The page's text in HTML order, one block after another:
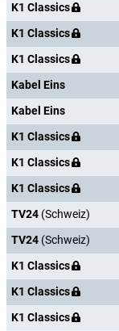
K1 Classics
K1 Classics
K1 Classics
Kabel Eins
Kabel Eins
K1 Classics
K1 Classics
K1 Classics
TV24 (Schweiz)
TV24 (Schweiz)
K1 Classics
K1 Classics
K1 Classics